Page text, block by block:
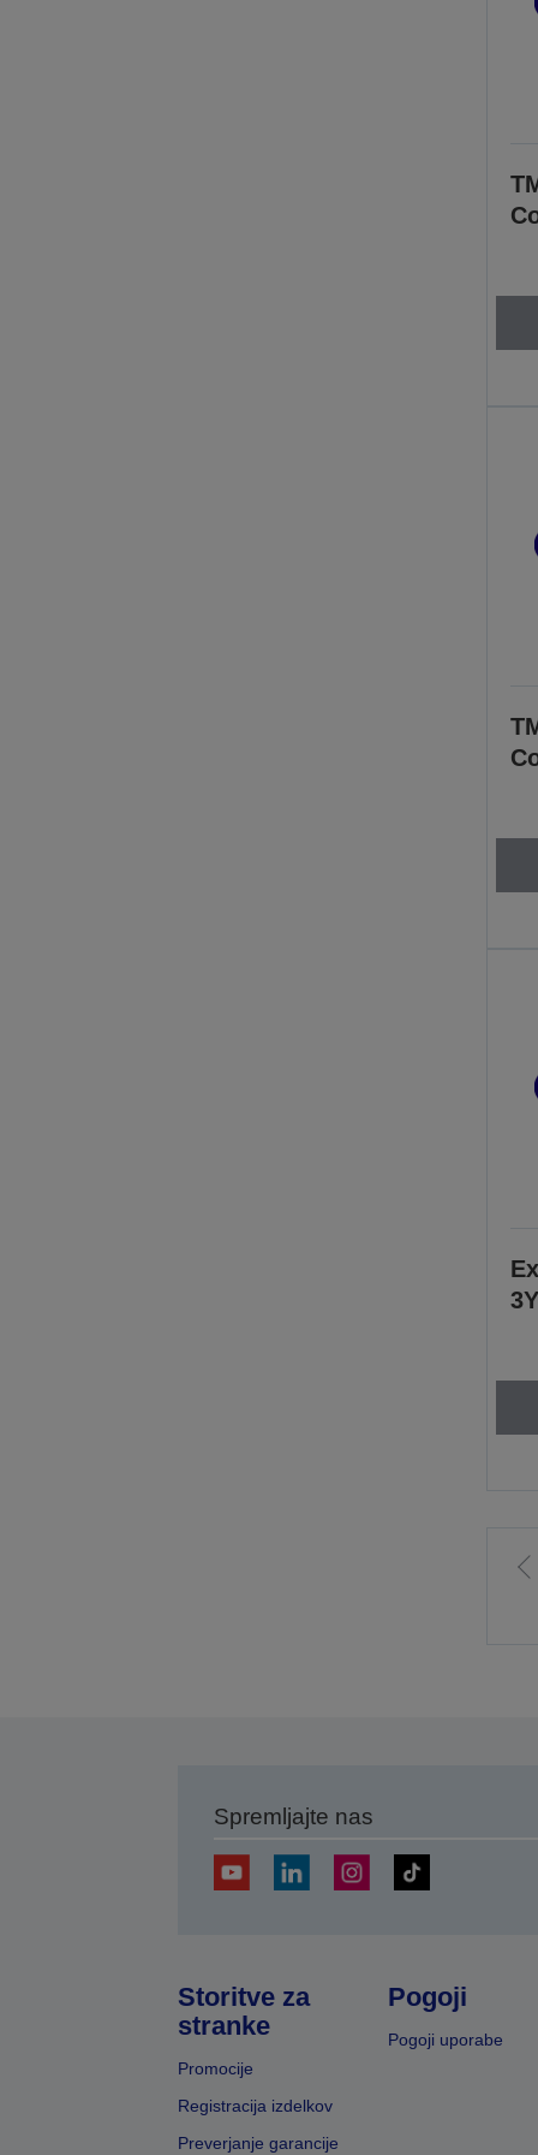
Spremljajte nas
Storitve za
stranke
Promocije
Registracija izdelkov
Preverjanje garancije
Pogoji
Pogoji uporabe